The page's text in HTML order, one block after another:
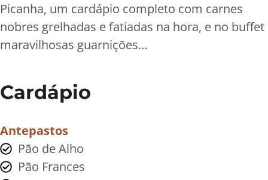
Picanha, um cardápio completo com carnes
nobres grelhadas e fatiadas na hora, e no buffet
maravilhosas guarnições…
Cardápio
Antepastos
Pão de Alho
Pão Frances